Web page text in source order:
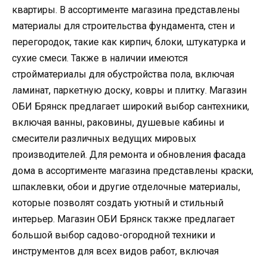
квартиры. В ассортименте магазина представлены
материалы для строительства фундамента, стен и
перегородок, такие как кирпич, блоки, штукатурка и
сухие смеси. Также в наличии имеются
стройматериалы для обустройства пола, включая
ламинат, паркетную доску, ковры и плитку. Магазин
ОБИ Брянск предлагает широкий выбор сантехники,
включая ванны, раковины, душевые кабины и
смесители различных ведущих мировых
производителей. Для ремонта и обновления фасада
дома в ассортименте магазина представлены краски,
шпаклевки, обои и другие отделочные материалы,
которые позволят создать уютный и стильный
интерьер. Магазин ОБИ Брянск также предлагает
большой выбор садово-огородной техники и
инструментов для всех видов работ, включая